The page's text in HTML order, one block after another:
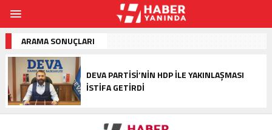
ARAMA SONUÇLARI
DEVA PARTISI’NIN HDP ILE YAKINLAŞMASI
ISTIFA GETIRDI